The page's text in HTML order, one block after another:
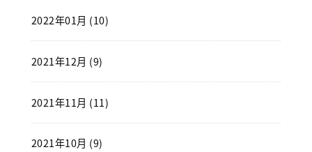
2022年01月 (10)
2021年12月 (9)
2021年11月 (11)
2021年10月 (9)